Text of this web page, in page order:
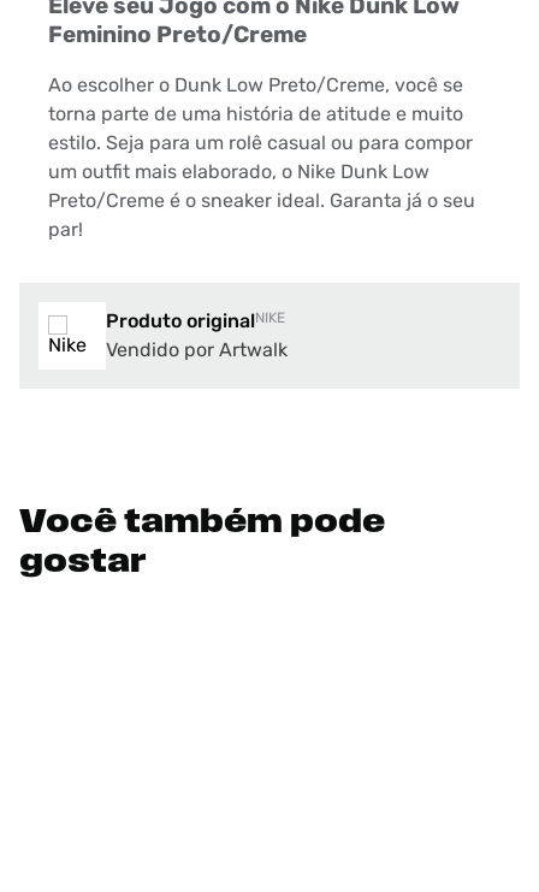
Eleve seu Jogo com o Nike Dunk Low
Feminino Preto/Creme
Ao escolher o Dunk Low Preto/Creme, você se
torna parte de uma história de atitude e muito
estilo. Seja para um rolê casual ou para compor
um outfit mais elaborado, o Nike Dunk Low
Preto/Creme é o sneaker ideal. Garanta já o seu
par!
Produto originalNIKE
Vendido por Artwalk
Você também pode
gostar